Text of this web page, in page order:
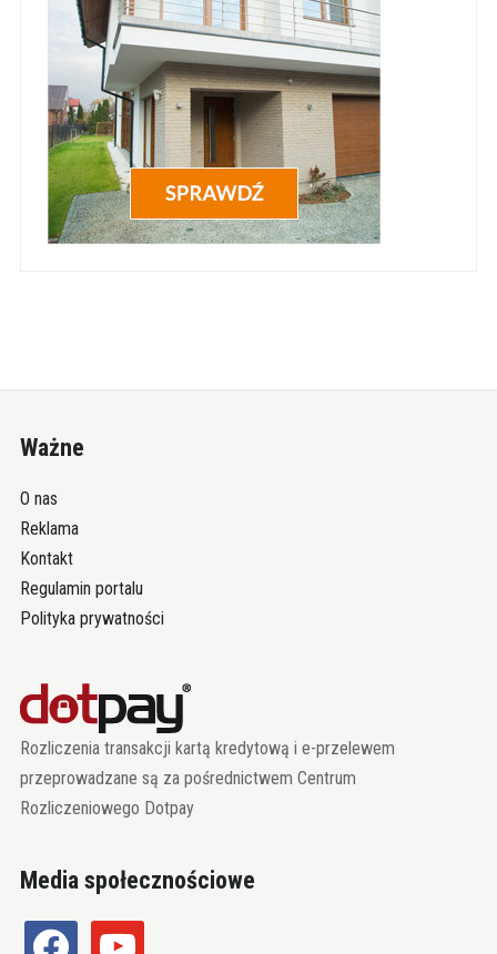
Ważne
O nas
Reklama
Kontakt
Regulamin portalu
Polityka prywatności
Rozliczenia transakcji kartą kredytową i e-przelewem
przeprowadzane są za pośrednictwem Centrum
Rozliczeniowego Dotpay
Media społecznościowe
facebook youtube